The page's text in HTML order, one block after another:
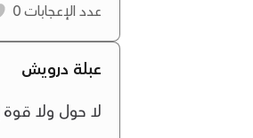
عدد الإعجابات
عبلة درويش
‏لا حول ولا قوة